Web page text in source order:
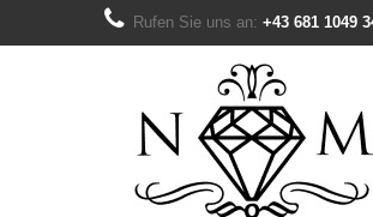
Rufen Sie uns an: +43 681 1049